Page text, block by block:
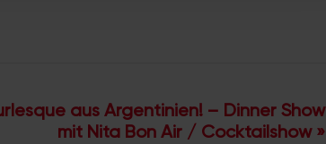
aus Argentinien! – Dinner Show
mit Nita Bon Air / Cocktailshow »